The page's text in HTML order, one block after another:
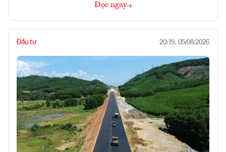
Đọc ngay
Đầu tư 20:19, 05/08/2026